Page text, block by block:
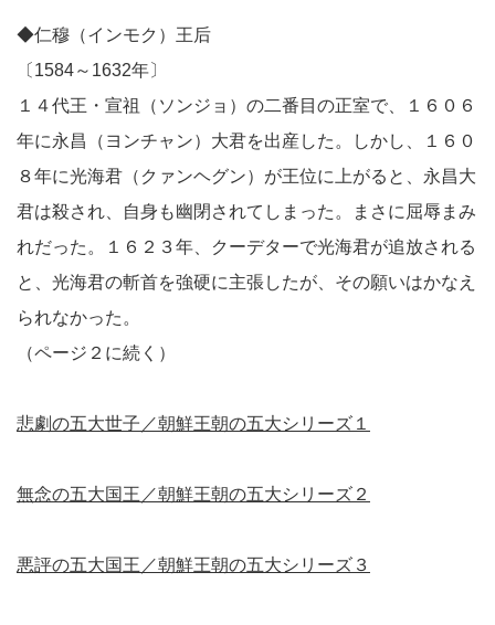
◆仁穆（インモク）王后
〔1584～1632年〕
１４代王・宣祖（ソンジョ）の二番目の正室で、１６０６
年に永昌（ヨンチャン）大君を出産した。しかし、１６０
８年に光海君（クァンヘグン）が王位に上がると、永昌大
君は殺され、自身も幽閉されてしまった。まさに屈辱まみ
れだった。１６２３年、クーデターで光海君が追放される
と、光海君の斬首を強硬に主張したが、その願いはかなえ
られなかった。
（ページ２に続く）
悲劇の五大世子／朝鮮王朝の五大シリーズ１
無念の五大国王／朝鮮王朝の五大シリーズ２
悪評の五大国王／朝鮮王朝の五大シリーズ３